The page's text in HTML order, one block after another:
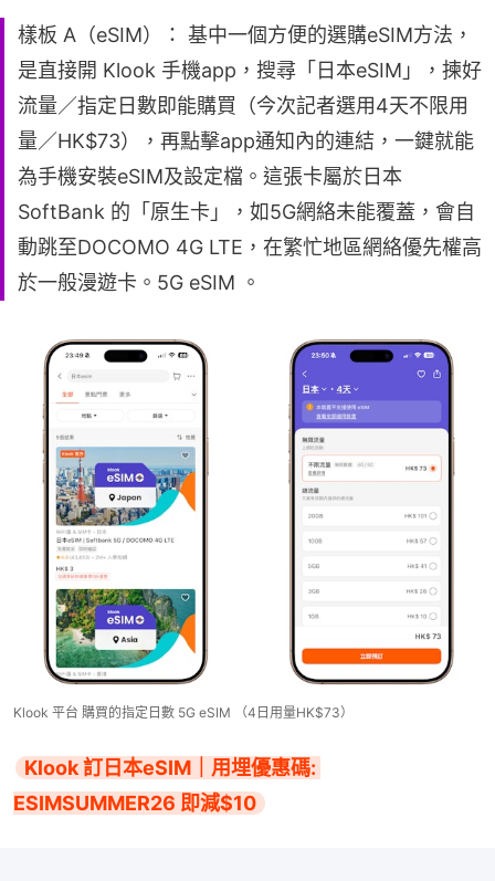
樣板 A（eSIM）： 基中一個方便的選購eSIM方法，
是直接開 Klook 手機app，搜尋「日本eSIM」，揀好
流量／指定日數即能購買（今次記者選用4天不限用
量／HK$73），再點擊app通知內的連結，一鍵就能
為手機安裝eSIM及設定檔。這張卡屬於日本
SoftBank 的「原生卡」，如5G網絡未能覆蓋，會自
動跳至DOCOMO 4G LTE，在繁忙地區網絡優先權高
於一般漫遊卡。5G eSIM 。
Klook 平台 購買的指定日數 5G eSIM （4日用量HK$73）
Klook 訂日本eSIM｜用埋優惠碼:
ESIMSUMMER26 即減$10